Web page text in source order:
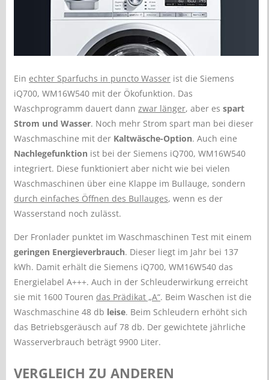
Einechter Sparfuchs in puncto Wasser ist die Siemens
iQ700, WM16W540 mit der Ökofunktion. Das
Waschprogramm dauert dann zwar länger, aber esspart
Strom und Wasser. Noch mehr Strom spart man bei dieser
Waschmaschine mit der Kaltwäsche-Option. Auch eine
Nachlegefunktion ist bei der Siemens iQ700, WM16W540
integriert. Diese funktioniert aber nicht wie bei vielen
Waschmaschinen über eine Klappe im Bullauge, sondern
durch einfaches Öffnen des Bullauges, wenn es der
Wasserstand noch zulässt.
Der Fronlader punktet im Waschmaschinen Test mit einem
geringen Energieverbrauch. Dieser liegt im Jahr bei 137
kWh. Damit erhält die Siemens iQ700, WM16W540 das
Energielabel A+++. Auch in der Schleuderwirkung erreicht
sie mit 1600 Touren das Prädikat „A“. Beim Waschen ist die
Waschmaschine 48 db leise. Beim Schleudern erhöht sich
das Betriebsgeräusch auf 78 db. Der gewichtete jährliche
Wasserverbrauch beträgt 9900 Liter.
VERGLEICH ZU ANDEREN